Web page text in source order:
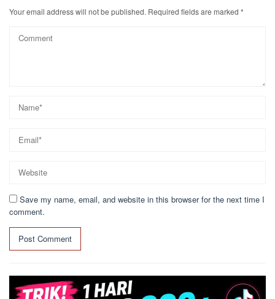
Your email address will not be published. Required fields are marked *
Save my name, email, and website in this browser for the next time I
comment.